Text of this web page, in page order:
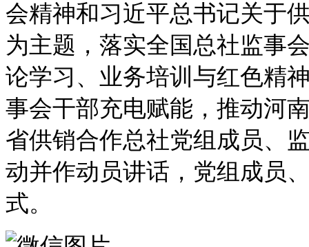
会精神和习近平总书记关于
为主题，落实全国总社监事
论学习、业务培训与红色精
事会干部充电赋能，推动河
省供销合作总社党组成员、
动并作动员讲话，党组成员
式。